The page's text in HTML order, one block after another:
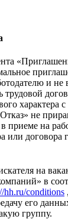
и не
трудовой
характера
не
приеме на
или договора
на
в
hh.ru/conditions
его
группу.